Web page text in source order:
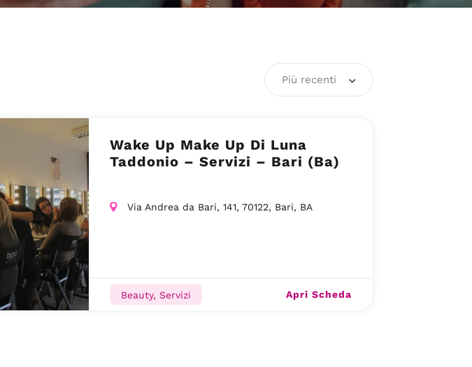
Più recenti
Wake Up Make Up Di Luna
Taddonio – Servizi – Bari (Ba)
Via Andrea da Bari, 141, 70122, Bari, BA
Beauty, Servizi Apri Scheda